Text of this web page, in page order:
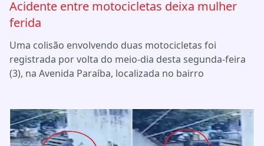
Acidente entre motocicletas deixa mulher
ferida
Uma colisão envolvendo duas motocicletas foi
registrada por volta do meio-dia desta segunda-feira
(3), na Avenida Paraíba, localizada no bairro